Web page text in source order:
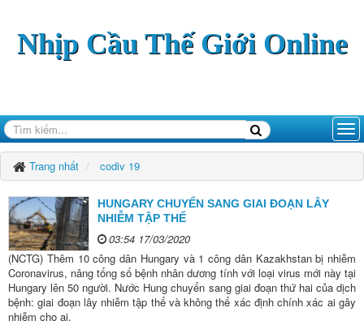
Nhịp Cầu Thế Giới Online
Trang nhất codiv 19
HUNGARY CHUYỂN SANG GIAI ĐOẠN LÂY
NHIỄM TẬP THỂ
03:54 17/03/2020
(NCTG) Thêm 10 công dân Hungary và 1 công dân Kazakhstan bị nhiễm
Coronavirus, nâng tổng số bệnh nhân dương tính với loại virus mới này tại
Hungary lên 50 người. Nước Hung chuyển sang giai đoạn thứ hai của dịch
bệnh: giai đoạn lây nhiễm tập thể và không thể xác định chính xác ai gây
nhiễm cho ai.